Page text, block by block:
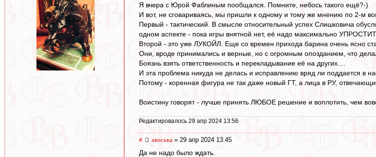
Я вчера с Юрой Фаблиным пообщался. Помните, небось такого ещё?-)
И вот, не сговариваясь, мы пришли к одному и тому же мнению по 2-м
Первый - тактический. В смысле относительный успех Слишковича
одном аспекте - пока игры внятной нет, её надо максимально
Второй - это уже ЛУКОЙЛ. Еще со времен прихода барина очень
Они, вроде принимались и верные, но с огромным опозданием, что
Боязнь взять ответственность и перекладывание её на других....
И эта проблема никуда не делась и исправлению вряд ли поддается в
Потому - коренная фигура не так даже новый ГТ, а лица в РУ,
Воистину говорят - лучше принять ЛЮБОЕ решение и воплотить, чем
Редактировалось 29 апр 2024 13:56
# авоська » 29 апр 2024 13:45
Да не надо было ждать.